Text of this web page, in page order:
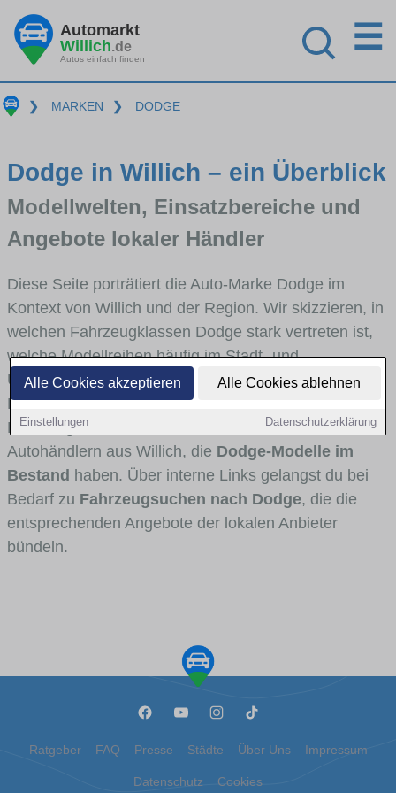
Alle Cookies akzeptieren Alle Cookies ablehnen
Einstellungen Datenschutzerklärung
Automarkt
Willich.de
Autos einfach finden
☰
❯ MARKEN ❯ DODGE
Dodge in Willich – ein Überblick
Modellwelten, Einsatzbereiche und
Angebote lokaler Händler
Diese Seite porträtiert die Auto-Marke Dodge im
Kontext von Willich und der Region. Wir skizzieren, in
welchen Fahrzeugklassen Dodge stark vertreten ist,
welche Modellreihen häufig im Stadt- und
Umlandverkehr zu sehen sind und für welche
Fahrertypen die Marke interessant ist. Viele
Fahrzeuge stammen von Autohäusern und
Autohändlern aus Willich, die Dodge-Modelle im
Bestand haben. Über interne Links gelangst du bei
Bedarf zu Fahrzeugsuchen nach Dodge, die die
entsprechenden Angebote der lokalen Anbieter
bündeln.
Ratgeber FAQ Presse Städte Über Uns Impressum
Datenschutz Cookies